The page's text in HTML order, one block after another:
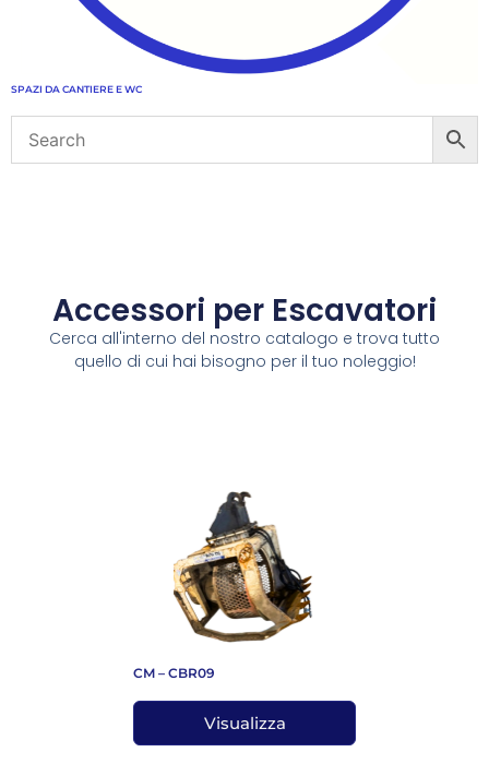
SPAZI DA CANTIERE E WC
Accessori per Escavatori
Cerca all'interno del nostro catalogo e trova tutto
quello di cui hai bisogno per il tuo noleggio!
CM – CBR09
Visualizza